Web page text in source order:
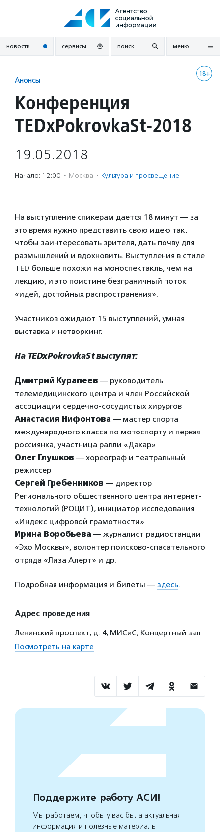
новости сервисы поиск меню
18+
Анонсы
Конференция
TEDxPokrovkaSt-2018
19.05.2018
Начало: 12:00 · Москва · Культура и просвещение
На выступление спикерам дается 18 минут — за
это время нужно представить свою идею так,
чтобы заинтересовать зрителя, дать почву для
размышлений и вдохновить. Выступления в стиле
TED больше похожи на моноспектакль, чем на
лекцию, и это поистине безграничный поток
«идей, достойных распространения».
Участников ожидают 15 выступлений, умная
выставка и нетворкинг.
На TEDxPokrovkaSt выступят:
Дмитрий Курапеев — руководитель
телемедицинского центра и член Российской
ассоциации сердечно-сосудистых хирургов
Анастасия Нифонтова — мастер спорта
международного класса по мотоспорту и первая
россиянка, участница ралли «Дакар»
Олег Глушков — хореограф и театральный
режиссер
Сергей Гребенников — директор
Регионального общественного центра интернет-
технологий (РОЦИТ), инициатор исследования
«Индекс цифровой грамотности»
Ирина Воробьева — журналист радиостанции
«Эхо Москвы», волонтер поисково-спасательного
отряда «Лиза Алерт» и др.
Подробная информация и билеты — здесь.
Адрес проведения
Ленинский проспект, д. 4, МИСиС, Концертный зал
Посмотреть на карте
Поддержите работу АСИ!
Мы работаем, чтобы у вас была актуальная
информация и полезные материалы